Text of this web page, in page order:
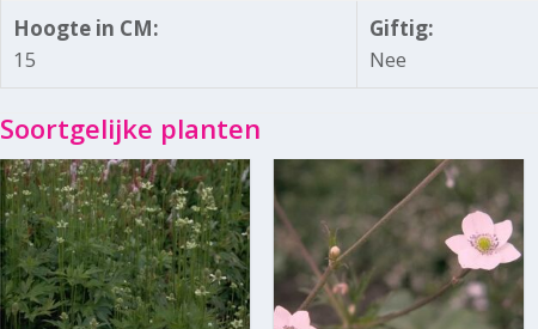
Hoogte in CM:
15
Giftig:
Nee
Soortgelijke planten